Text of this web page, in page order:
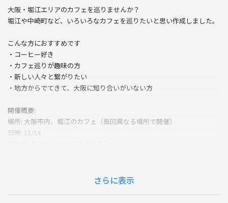
大阪・堀江エリアのカフェを巡りませんか？
堀江や中崎町など、いろいろなカフェを巡りたいと思い作成しました。
こんな方におすすめです
・コーヒー好き
・カフェ巡りが趣味の方
・新しい人々と繋がりたい
・地方からでてきて、大阪に知り合いがいない方
開催概要:
場所: 大阪市内、堀江のカフェ（毎回異なる場所で開催）
日時: 11/14
各回のカフェについての情報は、事前に参加者にメッセージでお知らせ
さらに表示